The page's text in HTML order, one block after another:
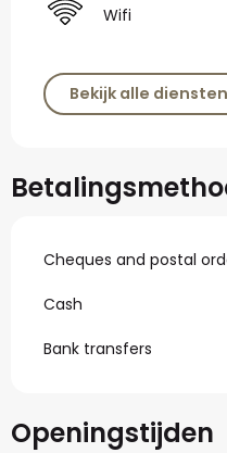
Wifi
Bekijk alle diensten
Cheques and postal
Cash
Bank transfers
Openingstijden